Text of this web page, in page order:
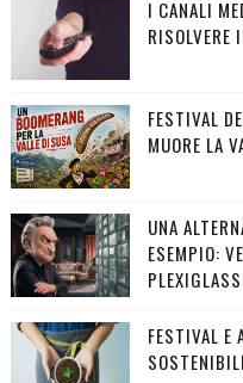
I CANALI
RISOLVERE
FESTIVAL
MUORE LA
UNA
ESEMPIO:
PLEXIGLASS
FESTIVAL E